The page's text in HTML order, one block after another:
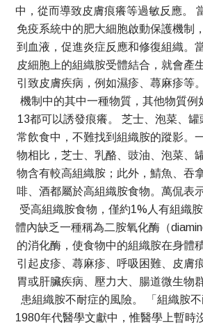
中，從而導致皮膚痕癢等過敏反應。
免疫系統中的肥大細胞啟動保護機制
到血液，促進炎症反應和修復組織。
皮細胞上的組織胺受體結合，就會產
引致皮膚疾病，例如濕疹、蕁麻疹等
機制中的其中一種物質，其他物質
13都可以誘發痕癢。 芝士、泡菜、罐
常飲食中，不難找到組織胺的蹤影。
物相比，芝士、乳酪、豉油、泡菜、
物含有較高組織胺；此外，鯖魚、吞
啡、酒都屬於高組織胺食物。萬侃表
受高組織胺食物，僅約1%人有組織
體內缺乏一種稱為二胺氧化酶（
的消化酶，使食物中的組織胺在身體
引起皮疹、蕁麻疹、呼吸困難、皮膚
胃或肝臟疾病、壓力大、腸道微生物
患組織胺不耐症的風險。 「組織胺
1980年代醫學文獻中，惟醫學上暫時